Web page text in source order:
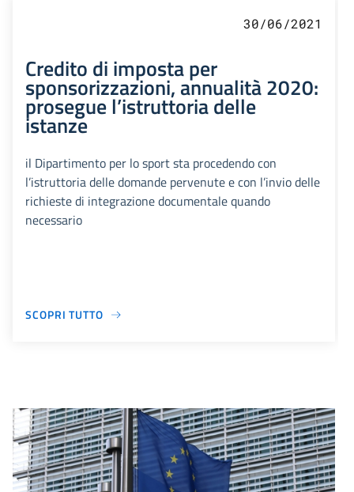
30/06/2021
Credito di imposta per
sponsorizzazioni, annualità 2020:
prosegue l’istruttoria delle
istanze
il Dipartimento per lo sport sta procedendo con
l’istruttoria delle domande pervenute e con l’invio delle
richieste di integrazione documentale quando
necessario
SCOPRI TUTTO